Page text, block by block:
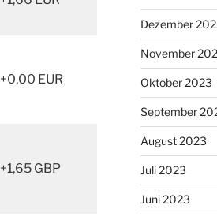
+0,00 EUR
+1,65 GBP
Dezember
November
Oktober 2023
September
August 2023
Juli 2023
Juni 2023